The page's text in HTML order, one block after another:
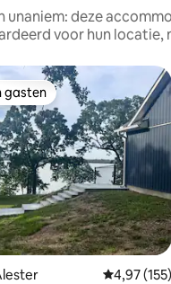
unaniem: deze
voor hun locatie,
gasten
gasten
4,97 (155)